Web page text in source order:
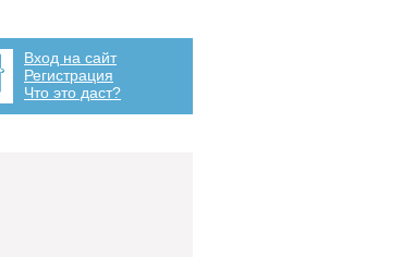
Вход на сайт
Регистрация
Что это даст?